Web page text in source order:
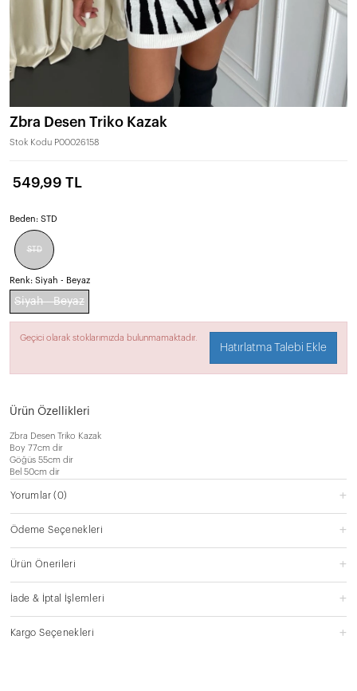
Zbra Desen Triko Kazak
Stok Kodu P00026158
549,99 TL
Beden: STD
STD
Renk: Siyah - Beyaz
Siyah - Beyaz
Geçici olarak stoklarımızda bulunmamaktadır.
Hatırlatma Talebi Ekle
Ürün Özellikleri
Zbra Desen Triko Kazak
Boy 77cm dir
Göğüs 55cm dir
Bel 50cm dir
Yorumlar(0)
Ödeme Seçenekleri
Ürün Önerileri
İade & İptal İşlemleri
Kargo Seçenekleri